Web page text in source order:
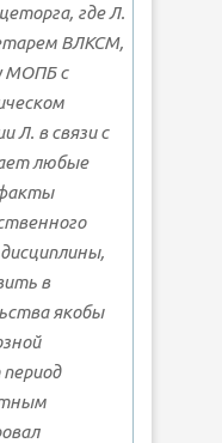
где Л.
ВЛКСМ,
МОПБ с
Л. в связи с
любые
в
якобы